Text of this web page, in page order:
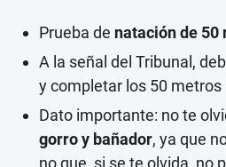
Prueba de natación de 50
A la señal del Tribunal,
y completar los 50
Dato importante: no te
gorro y bañador, ya que
no que, si se te olvida, no